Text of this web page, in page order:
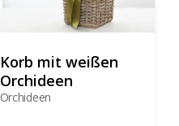
Korb mit weißen
Orchideen
Orchideen